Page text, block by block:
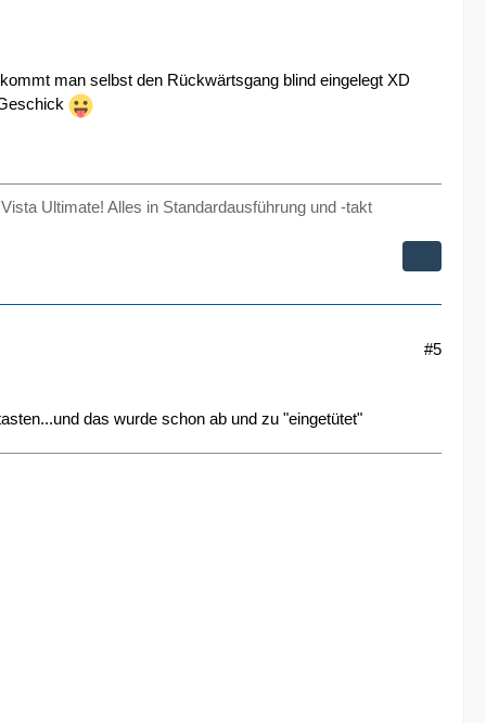
man selbst den Rückwärtsgang blind eingelegt XD
Ultimate! Alles in Standardausführung und -takt
#5
das wurde schon ab und zu "eingetütet"